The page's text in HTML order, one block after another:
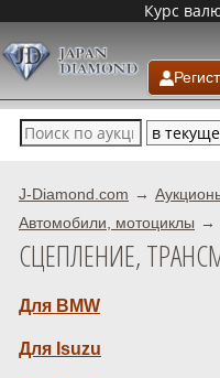
Курс
J-Diamond.com
Автомобили, мотоциклы
СЦЕПЛЕНИЕ,
Для BMW
Для Isuzu